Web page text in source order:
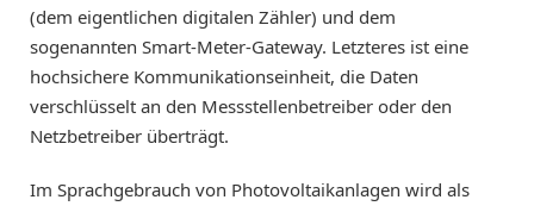
(dem eigentlichen digitalen Zähler) und dem
sogenannten Smart-Meter-Gateway. Letzteres ist eine
hochsichere Kommunikationseinheit, die Daten
verschlüsselt an den Messstellenbetreiber oder den
Netzbetreiber überträgt.
Im Sprachgebrauch von Photovoltaikanlagen wird als